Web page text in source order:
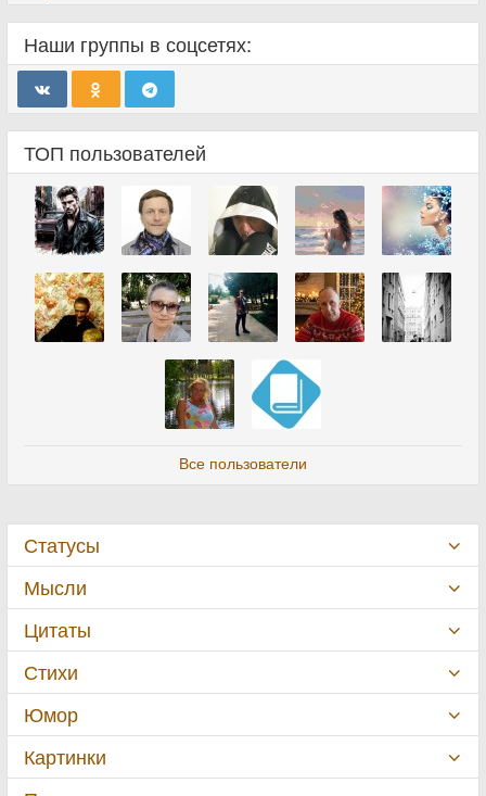
Наши группы в соцсетях:
ТОП пользователей
Все пользователи
Статусы
Мысли
Цитаты
Стихи
Юмор
Картинки